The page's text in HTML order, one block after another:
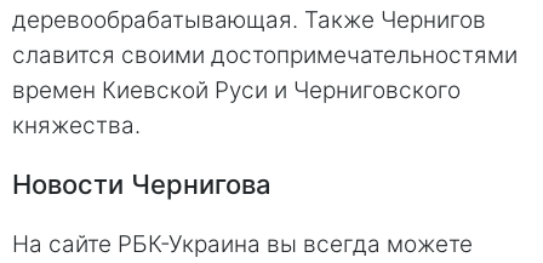
деревообрабатывающая. Также Чернигов
славится своими достопримечательностями
времен Киевской Руси и Черниговского
княжества.
Новости Чернигова
На сайте РБК-Украина вы всегда можете